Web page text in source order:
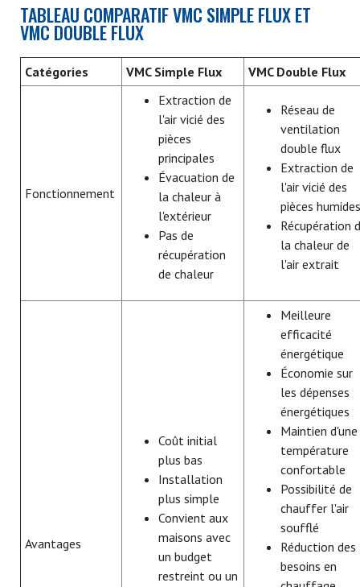
TABLEAU COMPARATIF VMC SIMPLE FLUX ET
VMC DOUBLE FLUX
Catégories VMC Simple Flux VMC Double Flux
Fonctionnement
Extraction de
l'air vicié des
pièces
principales
Évacuation de
la chaleur à
l'extérieur
Pas de
récupération
de chaleur
Réseau de
ventilation
double flux
Extraction de
l'air vicié des
pièces humides
Récupération
la chaleur de
l'air extrait
Avantages
Coût initial
plus bas
Installation
plus simple
Convient aux
maisons avec
un budget
restreint ou un
Meilleure
efficacité
énergétique
Économie sur
les dépenses
énergétiques
Maintien d'une
température
confortable
Possibilité de
chauffer l'air
soufflé
Réduction des
besoins en